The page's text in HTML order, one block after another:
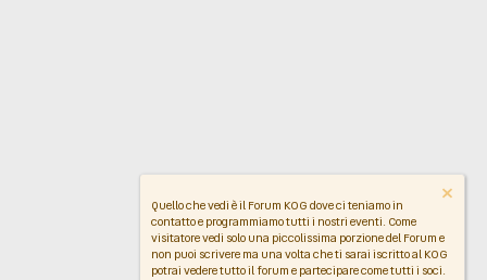
Quello che vedi è il Forum KOG dove ci teniamo in
contatto e programmiamo tutti i nostri eventi. Come
visitatore vedi solo una piccolissima porzione del Forum e
non puoi scrivere ma una volta che ti sarai iscritto al KOG
potrai vedere tutto il forum e partecipare come tutti i soci.